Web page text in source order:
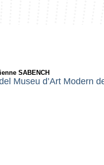
SABENCH
Museu d’Art Modern